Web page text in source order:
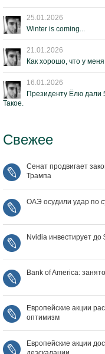
25.01.2026
Winter is coming...
21.01.2026
Как хорошо, что у
16.01.2026
Президенту Ёлю дали
Такое.
Свежее
Сенат продвигает
Трампа
ОАЭ осудили удар по
Nvidia инвестирует до
Bank of America:
Европейские акции
оптимизм
Европейские акции